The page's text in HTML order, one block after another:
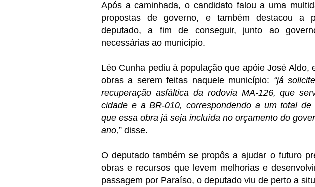
Após a caminhada, o candidato falou a uma
propostas de governo, e também destacou a
deputado, a fim de conseguir, junto ao
necessárias ao município.
Léo Cunha pediu à população que apóie José Aldo,
obras a serem feitas naquele município: “já
recuperação asfáltica da rodovia MA-126, que
cidade e a BR-010, correspondendo a um total
que essa obra já seja incluída no orçamento do
ano,” disse.
O deputado também se propôs a ajudar o futuro
obras e recursos que levem melhorias e
passagem por Paraíso, o deputado viu de perto a